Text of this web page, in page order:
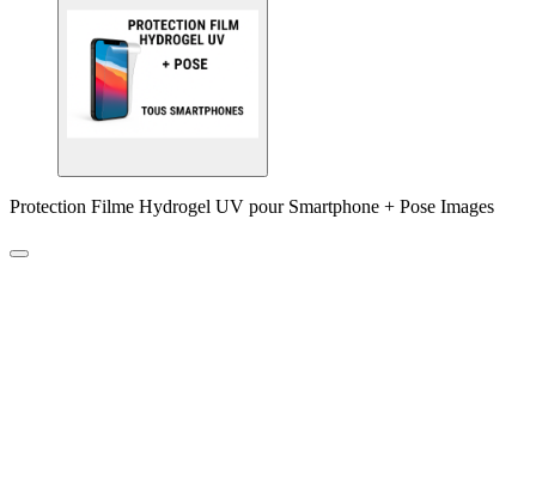
Protection Filme Hydrogel UV pour Smartphone + Pose Images